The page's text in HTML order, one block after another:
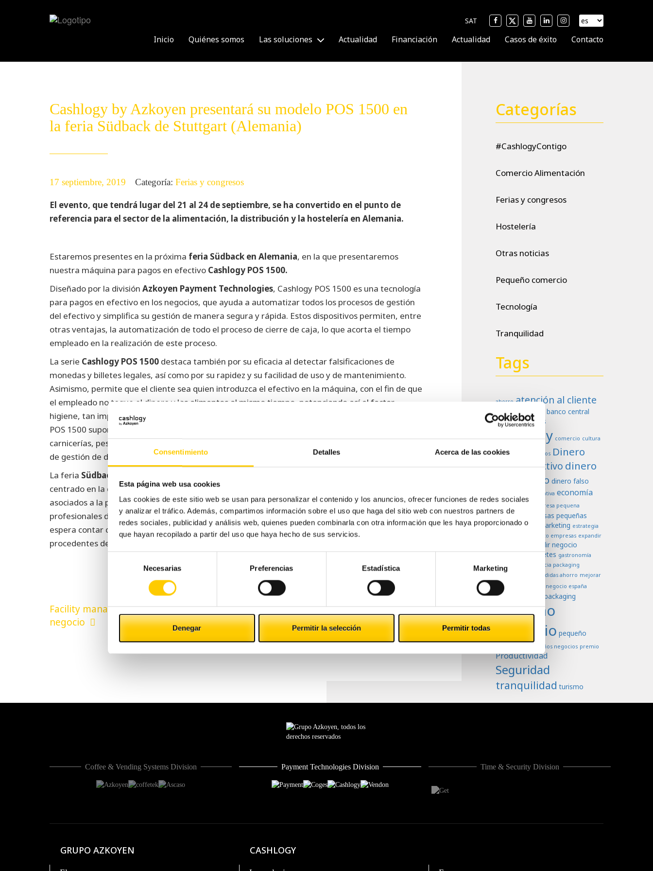
Consentimiento Detalles Acerca de las cookies
Esta página web usa cookies
Las cookies de este sitio web se usan para personalizar el contenido y los anuncios, ofrecer funciones de redes sociales
y analizar el tráfico. Además, compartimos información sobre el uso que haga del sitio web con nuestros partners de
redes sociales, publicidad y análisis web, quienes pueden combinarla con otra información que les haya proporcionado o
que hayan recopilado a partir del uso que haya hecho de sus servicios.
consentimiento
Necesarias Preferencias Estadística Marketing
Denegar Permitir la selección Permitir todas
SAT
Inicio Quiénes somos Las soluciones Actualidad Financiación Actualidad Casos de éxito Contacto
Cashlogy by Azkoyen presentará su modelo POS 1500 en
la feria Südback de Stuttgart (Alemania)
17 septiembre, 2019 Categoría: Ferias y congresos
El evento, que tendrá lugar del 21 al 24 de septiembre, se ha convertido en el punto de
referencia para el sector de la alimentación, la distribución y la hostelería en Alemania.
Estaremos presentes en la próxima feria Südback en Alemania, en la que presentaremos
nuestra máquina para pagos en efectivo Cashlogy POS 1500.
Diseñado por la división Azkoyen Payment Technologies, Cashlogy POS 1500 es una tecnología
para pagos en efectivo en los negocios, que ayuda a automatizar todos los procesos de gestión
del efectivo y simplifica su gestión de manera segura y rápida. Estos dispositivos permiten, entre
otras ventajas, la automatización de todo el proceso de cierre de caja, lo que acorta el tiempo
empleado en la realización de este proceso.
La serie Cashlogy POS 1500 destaca también por su eficacia al detectar falsificaciones de
monedas y billetes legales, así como por su rapidez y su facilidad de uso y de mantenimiento.
Asimismo, permite que el cliente sea quien introduzca el efectivo en la máquina, con el fin de que
el empleado no toque el dinero y los alimentos al mismo tiempo, potenciando así el factor
higiene, tan importante en aquellos establecimientos dedicados a la venta de alimentos. La serie
POS 1500 supone así una solución perfecta para restaurantes, bares, pastelerías, panaderías,
carnicerías, pescaderías, gasolineras y todo tipo de establecimientos que requieran de un equipo
de gestión de dinero en efectivo.
La feria Südback
centrado en la distribución de materias primas, mercancías, promoción de ventas y servicios
asociados a la panadería y pastelería. Se trata de un evento exclusivamente dirigido a los
profesionales de la alimentación y de las tecnologías para la industria de la alimentación, que
espera contar con la participación de 700 expositores y con una afluencia de 37.000 visitantes
procedentes de más de 80 países diferentes.
Navegación
de
Facility management: Ventajas para tu
negocio
Los pequeños negocios deben adoptar
los Objetivos de Desarrollo Sostenible de
la ONU para evitar sanciones
Categorías
#CashlogyContigo
Comercio Alimentación
Ferias y congresos
Hostelería
Otras noticias
Pequeño comercio
Tecnología
Tranquilidad
Tags
ahorro atención al cliente
aumento negocios
banco central
europeo billetes
Cashlogy comercio cultura
dificultades negocios Dinero
dinero efectivo dinero
en efectivo dinero falso
economia colaborativa economía
Efectivo
empresa pequena
empresas pequeñas
estrategia de marketing estrategia
exito empresas expandir
expandir negocio
falsificación billetes gastronomía
higiene importancia packaging
marketing medidas ahorro mejorar
ventas
negocio españa
negocios packaging
pequeño
comercio pequeño
negoccio
pequeños negocios premio
Productividad
Seguridad
tranquilidad turismo
Coffee & Vending Systems Division Payment Technologies Division Time & Security Division
GRUPO AZKOYEN CASHLOGY